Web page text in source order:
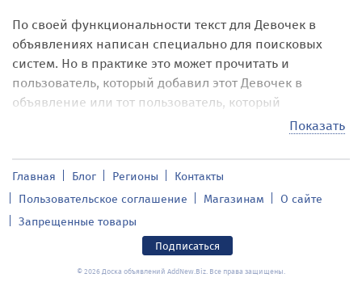
По своей функциональности текст для Девочек в
объявлениях написан специально для поисковых
систем. Но в практике это может прочитать и
пользователь, который добавил этот Девочек в
объявление или тот пользователь, который
бесплатной
опишем функцию этого Девочек и для чего она
служит.
Девочек в объявлении служит своеобразным
фильтром, который помогает группировать
объявления по определенному признаку, при чем
Показать
Главная Блог Регионы
Контакты
Пользовательское соглашение
Магазинам
О сайте
Запрещенные товары
Подписаться
© 2026 Доска объявлений AddNew.Biz. Все права защищены.